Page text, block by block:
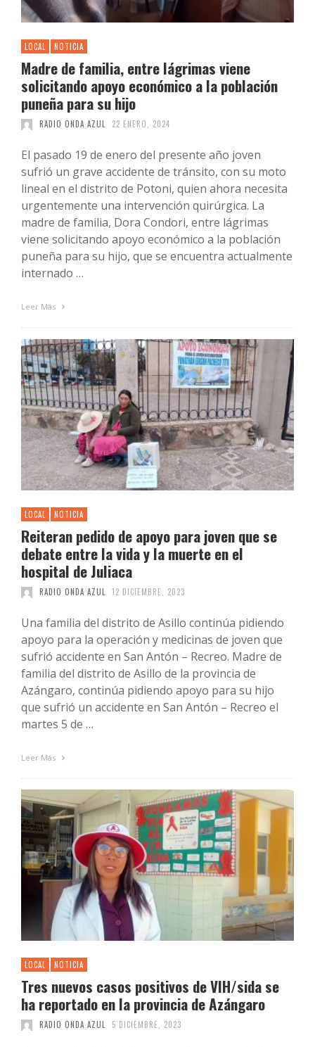
LOCAL NOTICIA
Madre de familia, entre lágrimas viene
solicitando apoyo económico a la población
puneña para su hijo
RADIO ONDA AZUL 22 ENERO, 2024
El pasado 19 de enero del presente año joven
sufrió un grave accidente de tránsito, con su moto
lineal en el distrito de Potoni, quien ahora necesita
urgentemente una intervención quirúrgica. La
madre de familia, Dora Condori, entre lágrimas
viene solicitando apoyo económico a la población
puneña para su hijo, que se encuentra actualmente
internado …
Leer Más
LOCAL NOTICIA
Reiteran pedido de apoyo para joven que se
debate entre la vida y la muerte en el
hospital de Juliaca
RADIO ONDA AZUL 12 DICIEMBRE, 2023
Una familia del distrito de Asillo continúa pidiendo
apoyo para la operación y medicinas de joven que
sufrió accidente en San Antón – Recreo. Madre de
familia del distrito de Asillo de la provincia de
Azángaro, continúa pidiendo apoyo para su hijo
que sufrió un accidente en San Antón – Recreo el
martes 5 de …
Leer Más
LOCAL NOTICIA
Tres nuevos casos positivos de VIH/sida se
ha reportado en la provincia de Azángaro
RADIO ONDA AZUL 5 DICIEMBRE, 2023